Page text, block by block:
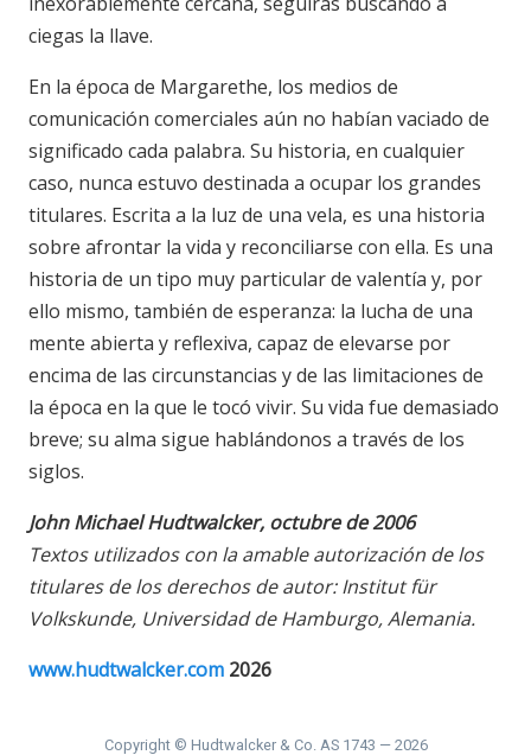
ciegas la llave.
En la época de Margarethe, los medios de
comunicación comerciales aún no habían vaciado de
significado cada palabra. Su historia, en cualquier
caso, nunca estuvo destinada a ocupar los grandes
titulares. Escrita a la luz de una vela, es una historia
sobre afrontar la vida y reconciliarse con ella. Es una
historia de un tipo muy particular de valentía y, por
ello mismo, también de esperanza: la lucha de una
mente abierta y reflexiva, capaz de elevarse por
encima de las circunstancias y de las limitaciones de
la época en la que le tocó vivir. Su vida fue demasiado
breve; su alma sigue hablándonos a través de los
siglos.
John Michael Hudtwalcker, octubre de 2006
Textos utilizados con la amable autorización de los
titulares de los derechos de autor: Institut für
Volkskunde, Universidad de Hamburgo, Alemania.
www.hudtwalcker.com 2026
Copyright © Hudtwalcker & Co. AS 1743 — 2026